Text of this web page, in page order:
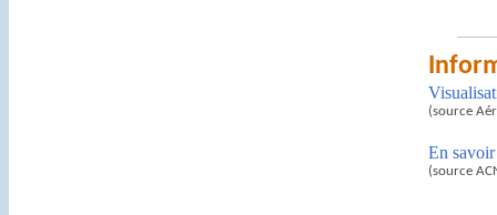
(source
En
(source